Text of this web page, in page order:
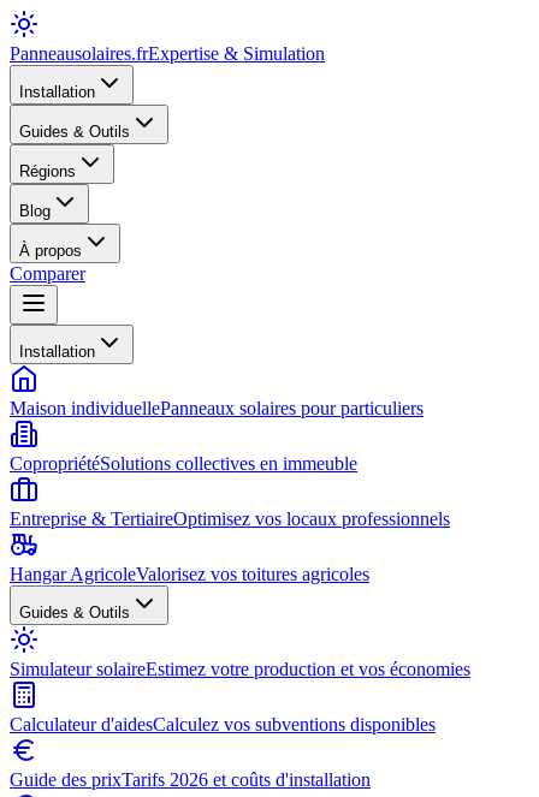
Panneausolaires.frExpertise & Simulation
Installation
Guides & Outils
Régions
Blog
À propos
Comparer
Installation
Maison individuellePanneaux solaires pour particuliers
CopropriétéSolutions collectives en immeuble
Entreprise & TertiaireOptimisez vos locaux professionnels
Hangar AgricoleValorisez vos toitures agricoles
Guides & Outils
Simulateur solaireEstimez votre production et vos économies
Calculateur d'aidesCalculez vos subventions disponibles
Guide des prixTarifs 2026 et coûts d'installation